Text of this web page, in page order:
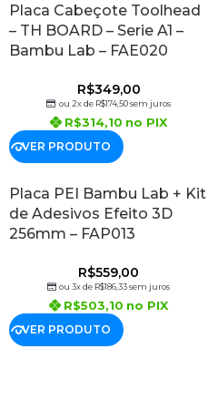
Placa Cabeçote Toolhead
– TH BOARD – Serie A1 –
Bambu Lab – FAE020
R$349,00
ou 2x de R$174,50sem juros
R$314,10 no PIX
VER PRODUTO
Placa PEI Bambu Lab + Kit
de Adesivos Efeito 3D
256mm – FAP013
R$559,00
ou 3x de R$186,33sem juros
R$503,10 no PIX
VER PRODUTO